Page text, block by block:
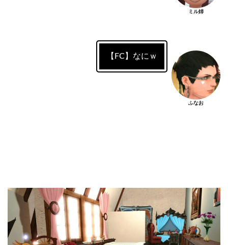
ミル姉
【FC】なにｗ
ふなお